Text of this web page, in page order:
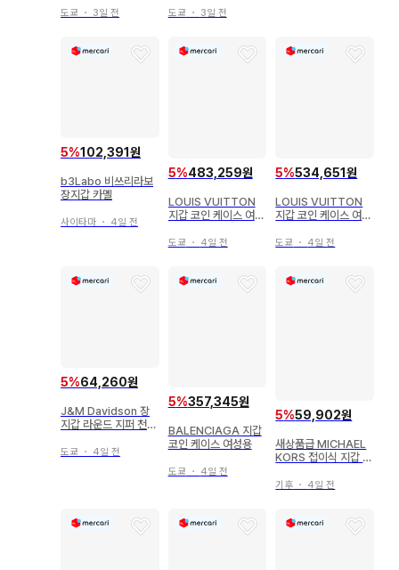
도쿄 ・ 3일 전 도쿄 ・ 3일 전
5%102,391원
b3Labo 비쓰리라보
장지갑 카멜
사이타마 ・ 4일 전
5%483,259원
LOUIS VUITTON
지갑 코인 케이스 여성
도쿄 ・ 4일 전
5%534,651원
LOUIS VUITTON
지갑 코인 케이스 여성
도쿄 ・ 4일 전
5%64,260원
J&M Davidson 장
지갑 라운드 지퍼 천연
도쿄 ・ 4일 전
5%357,345원
BALENCIAGA 지갑
코인 케이스 여성용
도쿄 ・ 4일 전
5%59,902원
새상품급 MICHAEL
KORS 접이식 지갑 핑
기후 ・ 4일 전